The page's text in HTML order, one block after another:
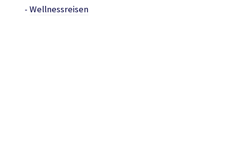
- Wellnessreisen